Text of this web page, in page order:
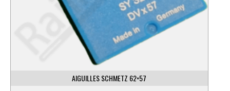
AIGUILLES SCHMETZ 62×57